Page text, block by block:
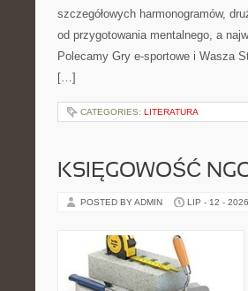
szczegółowych harmonogramów,
od przygotowania mentalnego, a
Polecamy Gry e-sportowe i Wasza
[…]
CATEGORIES: LITERATURA
KSIĘGOWOŚĆ
POSTED BY ADMIN LIP - 12 - 2026